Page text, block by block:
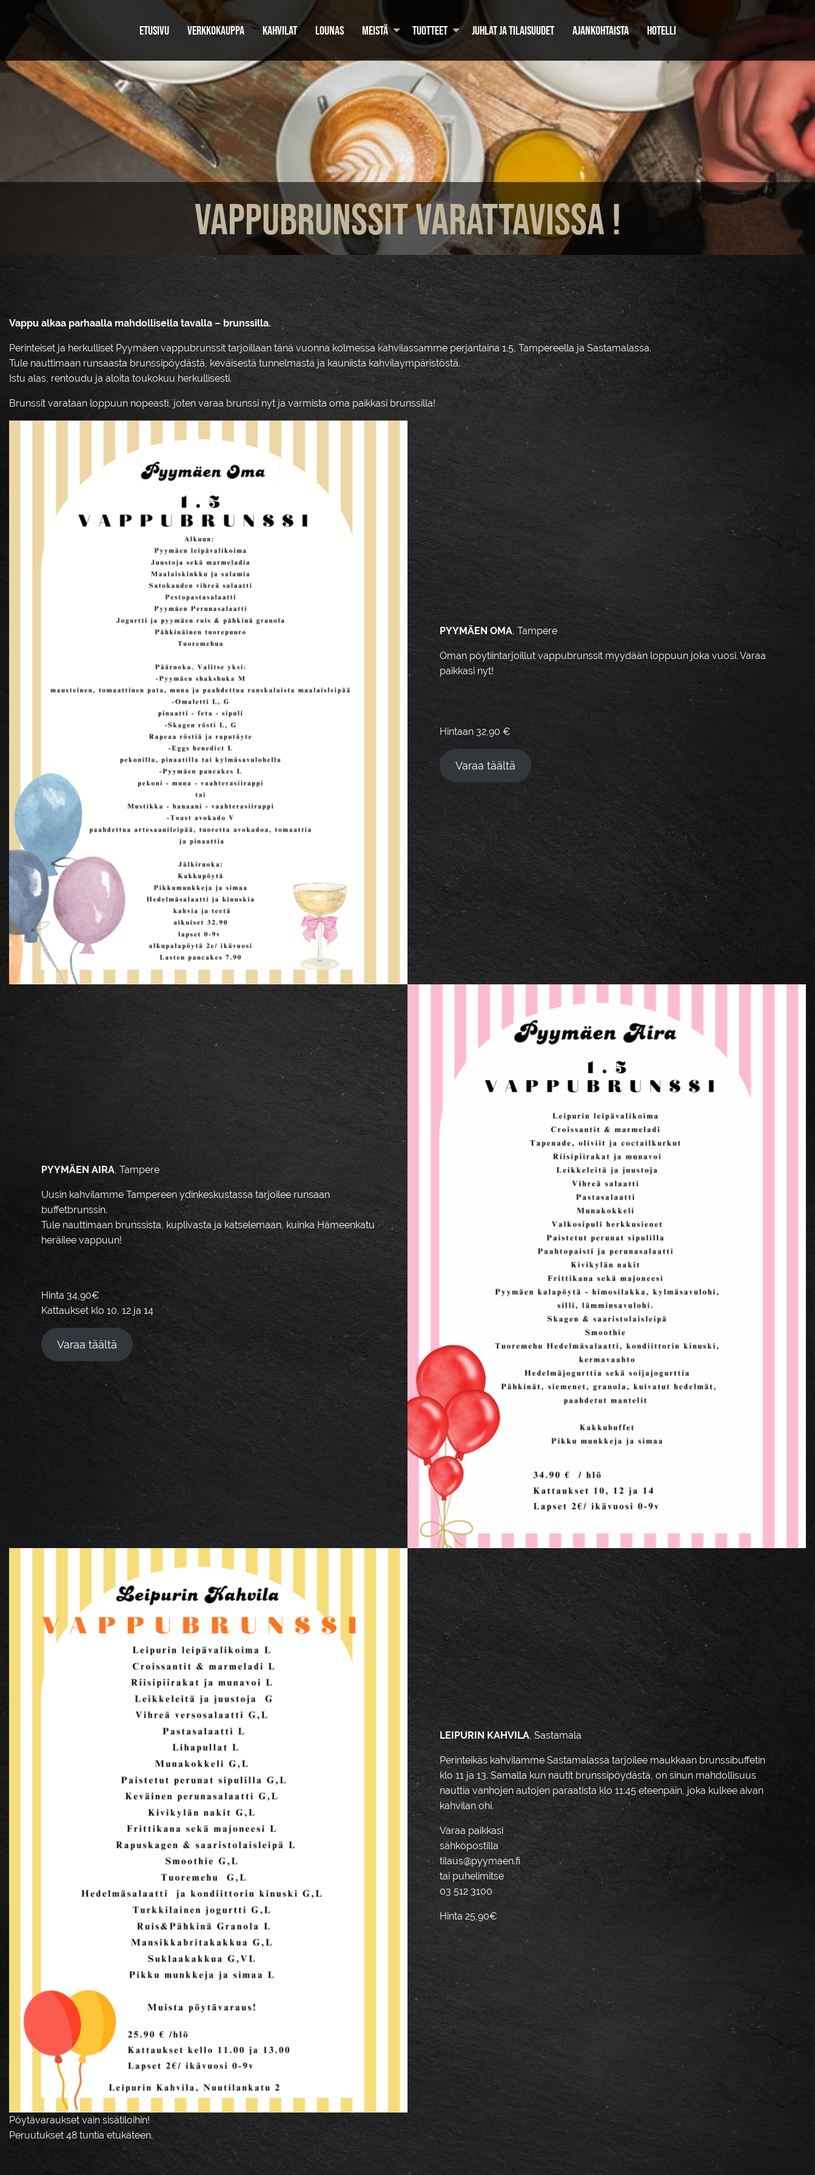
ETUSIVU VERKKOKAUPPA KAHVILAT LOUNAS MEISTÄ TUOTTEET JUHLAT JA TILAISUUDET AJANKOHTAISTA HOTELLI
VAPPUBRUNSSIT VARATTAVISSA !
Vappu alkaa parhaalla mahdollisella tavalla – brunssilla.
Perinteiset ja herkulliset Pyymäen vappubrunssit tarjoillaan tänä vuonna kolmessa kahvilassamme perjantaina 1.5, Tampereella ja Sastamalassa.
Tule nauttimaan runsaasta brunssipöydästä, keväisestä tunnelmasta ja kauniista kahvilaympäristöstä.
Istu alas, rentoudu ja aloita toukokuu herkullisesti.
Brunssit varataan loppuun nopeasti, joten varaa brunssi nyt ja varmista oma paikkasi brunssilla!
PYYMÄEN OMA, Tampere
Oman pöytiintarjoillut vappubrunssit myydään loppuun joka vuosi. Varaa
paikkasi nyt!
Hintaan 32,90 €
Varaa täältä
PYYMÄEN AIRA, Tampere
Uusin kahvilamme Tampereen ydinkeskustassa tarjoilee runsaan
buffetbrunssin.
Tule nauttimaan brunssista, kuplivasta ja katselemaan, kuinka Hämeenkatu
heräilee vappuun!
Hinta 34,90€
Kattaukset klo 10, 12 ja 14
Varaa täältä
LEIPURIN KAHVILA, Sastamala
Perinteikäs kahvilamme Sastamalassa tarjoilee maukkaan brunssibuffetin
klo 11 ja 13. Samalla kun nautit brunssipöydästä, on sinun mahdollisuus
nauttia vanhojen autojen paraatista klo 11:45 eteenpäin, joka kulkee aivan
kahvilan ohi.
Varaa paikkasi
sähköpostilla
tilaus@pyymaen.fi
tai puhelimitse
03 512 3100
Hinta 25,90€
Pöytävaraukset vain sisätiloihin!
Peruutukset 48 tuntia etukäteen.